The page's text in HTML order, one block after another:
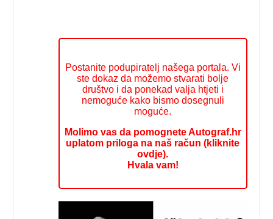
Postanite podupiratelj našega portala. Vi
ste dokaz da možemo stvarati bolje
društvo i da ponekad valja htjeti i
nemoguće kako bismo dosegnuli
moguće.
Molimo vas da pomognete Autograf.hr
uplatom priloga na naš račun (kliknite
ovdje).
Hvala vam!